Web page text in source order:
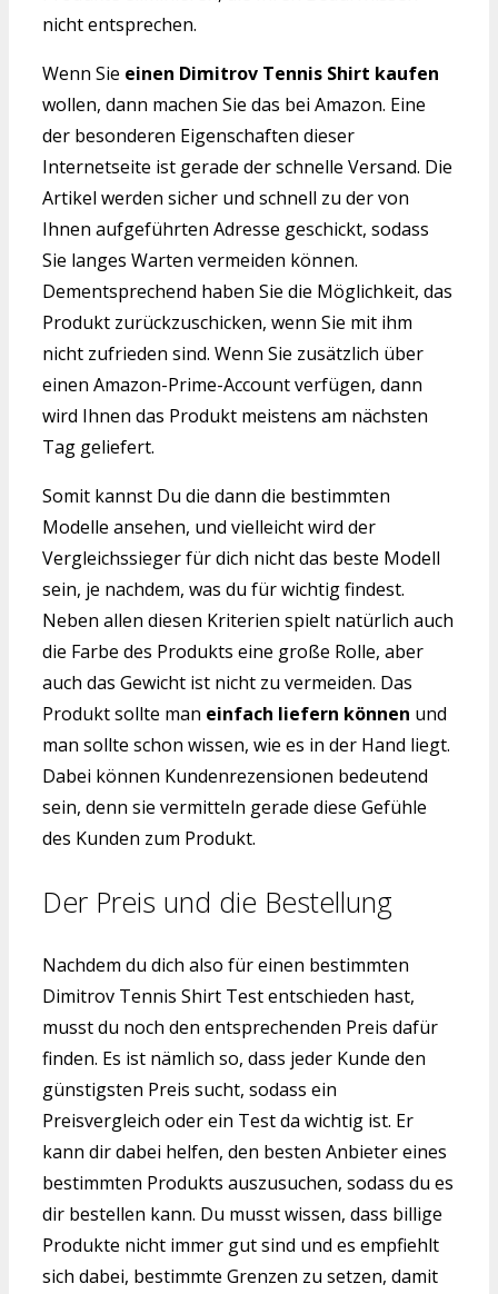
nicht entsprechen.
Wenn Sie einen Dimitrov Tennis Shirt kaufen
wollen, dann machen Sie das bei Amazon. Eine
der besonderen Eigenschaften dieser
Internetseite ist gerade der schnelle Versand. Die
Artikel werden sicher und schnell zu der von
Ihnen aufgeführten Adresse geschickt, sodass
Sie langes Warten vermeiden können.
Dementsprechend haben Sie die Möglichkeit, das
Produkt zurückzuschicken, wenn Sie mit ihm
nicht zufrieden sind. Wenn Sie zusätzlich über
einen Amazon-Prime-Account verfügen, dann
wird Ihnen das Produkt meistens am nächsten
Tag geliefert.
Somit kannst Du die dann die bestimmten
Modelle ansehen, und vielleicht wird der
Vergleichssieger für dich nicht das beste Modell
sein, je nachdem, was du für wichtig findest.
Neben allen diesen Kriterien spielt natürlich auch
die Farbe des Produkts eine große Rolle, aber
auch das Gewicht ist nicht zu vermeiden. Das
Produkt sollte man einfach liefern können und
man sollte schon wissen, wie es in der Hand liegt.
Dabei können Kundenrezensionen bedeutend
sein, denn sie vermitteln gerade diese Gefühle
des Kunden zum Produkt.
Der Preis und die Bestellung
Nachdem du dich also für einen bestimmten
Dimitrov Tennis Shirt Test entschieden hast,
musst du noch den entsprechenden Preis dafür
finden. Es ist nämlich so, dass jeder Kunde den
günstigsten Preis sucht, sodass ein
Preisvergleich oder ein Test da wichtig ist. Er
kann dir dabei helfen, den besten Anbieter eines
bestimmten Produkts auszusuchen, sodass du es
dir bestellen kann. Du musst wissen, dass billige
Produkte nicht immer gut sind und es empfiehlt
sich dabei, bestimmte Grenzen zu setzen, damit